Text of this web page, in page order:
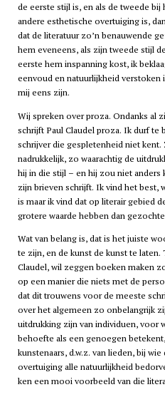
de eerste stijl is, en als de tweede
andere esthetische overtuiging is,
dat de literatuur zo’n benauwende
hem eveneens, als zijn tweede stijl
eerste hem inspanning kost, ik
eenvoud en natuurlijkheid
mij eens zijn.
Wij spreken over proza. Ondanks al
schrijft Paul Claudel proza. Ik durf te
schrijver die gespletenheid niet
nadrukkelijk, zo waarachtig de
hij in die stijl – en hij zou niet
zijn brieven schrijft. Ik vind het best,
is maar ik vind dat op literair gebied
grotere waarde hebben dan
Wat van belang is, dat is het juiste
te zijn, en de kunst de kunst te
Claudel, wil zeggen boeken maken
op een manier die niets met de
dat dit trouwens voor de meeste
over het algemeen zo onbelangrijk
uitdrukking zijn van individuen, voor
behoefte als een genoegen
kunstenaars, d.w.z. van lieden, bij
overtuiging alle natuurlijkheid
ken een mooi voorbeeld van die